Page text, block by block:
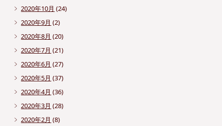
2020年10月 (24)
2020年9月 (2)
2020年8月 (20)
2020年7月 (21)
2020年6月 (27)
2020年5月 (37)
2020年4月 (36)
2020年3月 (28)
2020年2月 (8)